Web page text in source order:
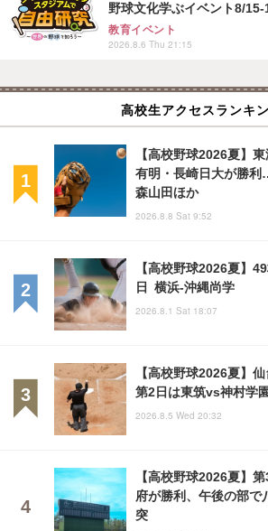
野球文化学ぶイベント8/15-
教育イベント
2026.8.6 Thu 21:15
高校生アクセスランキ
【高校野球2026夏】
有明・長崎日大が勝
森山田ほか
2026.8.8 Sat 9:52
【高校野球2026夏】
日 横浜-沖縄尚学
2026.8.1 Sat 18:07
【高校野球2026夏】
第2日は東筑vs神村学
2026.8.5 Wed 20:32
【高校野球2026夏】
府が勝利、午後の部で
突